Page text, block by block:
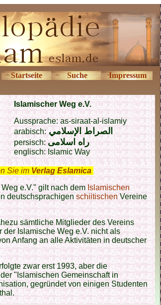
Startseite Suche Impressum
Islamischer Weg e.V.
Aussprache: as-siraat-al-islamiy
arabisch: الصراط الإسلامي
persisch:راه اسلامى
englisch: Islamic Way
Sie im Verlag Eslamica
e.V." gilt nach demIslamischen
deutschsprachigenschiitischenVereine
sämtliche Mitglieder des Vereins
Islamische Weg e.V. nicht als
Anfang an alle Aktivitäten in deutscher
zwar erst 1993, aber die
"Islamischen Gemeinschaft in
gegründet von einigen Studenten